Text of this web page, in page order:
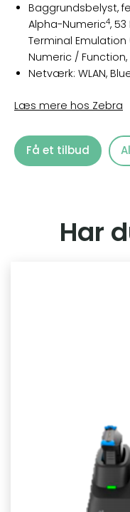
Baggrundsbelyst,
Alpha-Numeric4,
Terminal Emulation
Numeric /
Netværk: WLAN,
Læs mere hos Zebra
Få et tilbud
Har